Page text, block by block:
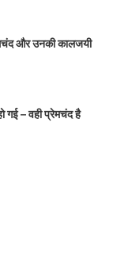
और उनकी कालजयी
– वही प्रेमचंद है